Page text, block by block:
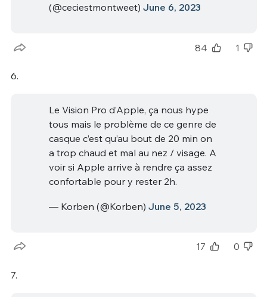
(@ceciestmontweet) June 6, 2023
84 1
6.
Le Vision Pro d’Apple, ça nous hype
tous mais le problème de ce genre de
casque c’est qu’au bout de 20 min on
a trop chaud et mal au nez / visage. A
voir si Apple arrive à rendre ça assez
confortable pour y rester 2h.
— Korben (@Korben) June 5, 2023
17 0
7.